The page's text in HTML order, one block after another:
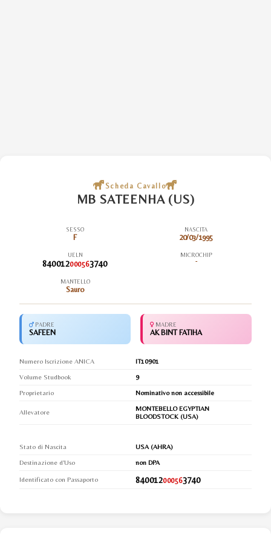
Scheda Cavallo
MB SATEENHA (US)
SESSO
F
NASCITA
20/03/1995
UELN
840012000563740
MICROCHIP
-
MANTELLO
Sauro
PADRE
SAFEEN
MADRE
AK BINT FATIHA
Numero Iscrizione ANICA
IT10901
Volume Studbook
9
Proprietario
Nominativo non accessibile
Allevatore
MONTEBELLO EGYPTIAN
BLOODSTOCK (USA)
Stato di Nascita
USA (AHRA)
Destinazione d'Uso
non DPA
Identificato con Passaporto 840012000563740